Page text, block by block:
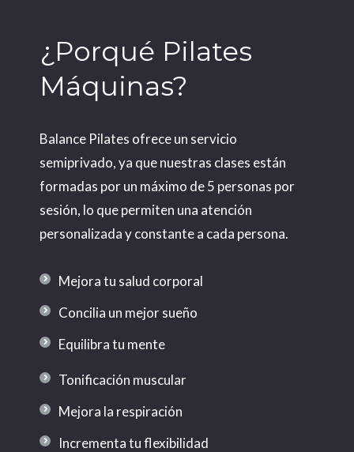
¿Porqué Pilates
Máquinas?
Balance Pilates ofrece un servicio
semiprivado, ya que nuestras clases están
formadas por un máximo de 5 personas por
sesión, lo que permiten una atención
personalizada y constante a cada persona.
Mejora tu salud corporal
Concilia un mejor sueño
Equilibra tu mente
Tonificación muscular
Mejora la respiración
Incrementa tu flexibilidad